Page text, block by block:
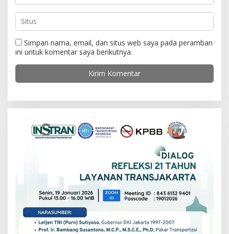
Simpan nama, email, dan situs web saya pada peramban
ini untuk komentar saya berikutnya.